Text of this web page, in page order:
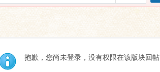
索
抱歉，您尚未登录，没有权限在该版块回帖